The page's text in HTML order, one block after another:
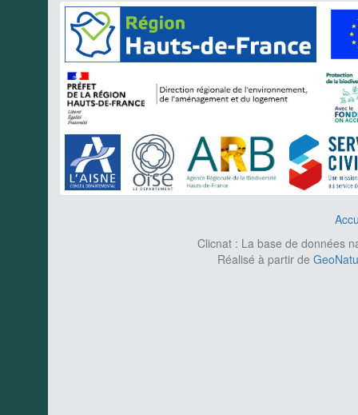
Clicnat : La base de données
Réalisé à partir de